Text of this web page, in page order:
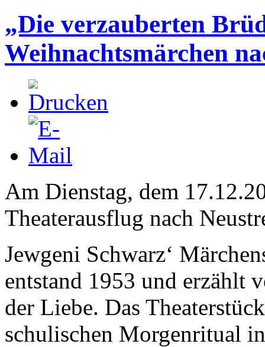
„Die verzauberten
Weihnachtsmärchen
Am Dienstag, dem
Theaterausflug nach
Jewgeni Schwarz‘
entstand 1953 und erzählt
der Liebe. Das
schulischen Morgenritual